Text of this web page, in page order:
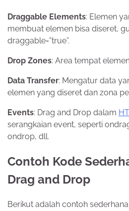
Draggable Elements: Elemen
membuat elemen bisa diseret,
draggable=”true”.
Drop Zones: Area tempat
Data Transfer: Mengatur data
elemen yang diseret dan zona
Events: Drag and Drop dalam
serangkaian event, seperti
ondrop, dll.
Contoh Kode
Drag and Drop
Berikut adalah contoh